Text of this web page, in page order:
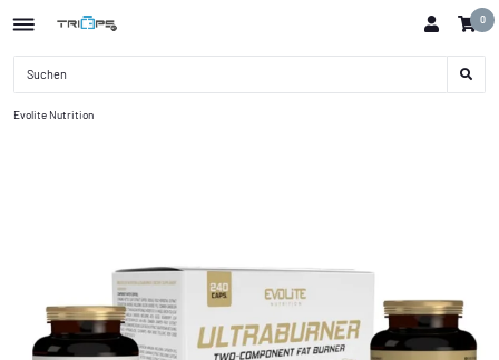
0
Evolite Nutrition